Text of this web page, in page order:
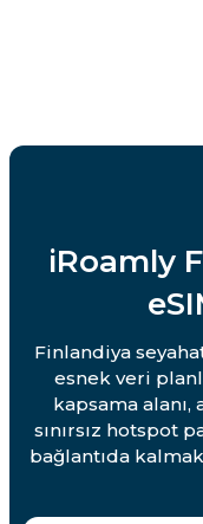
iRoamly
Finlandiya
esnek veri
kapsama alanı,
sınırsız hotspot
bağlantıda